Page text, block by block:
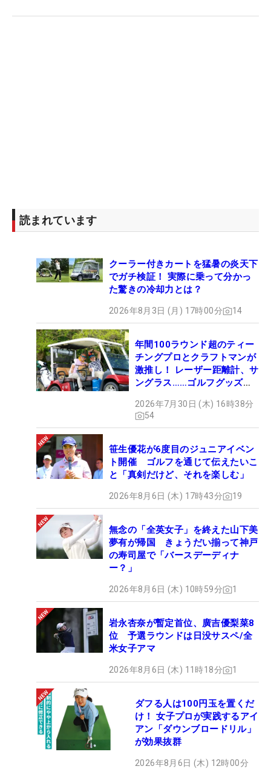
読まれています
クーラー付きカートを猛暑の炎天下
でガチ検証！ 実際に乗って分かっ
た驚きの冷却力とは？
2026年8月3日 (月) 17時00分 14
年間100ラウンド超のティー
チングプロとクラフトマンが
激推し！ レーザー距離計、サ
ングラス……ゴルフグッズマ
2026年7月30日 (木) 16時38分
54
笹生優花が6度目のジュニアイベン
ト開催 ゴルフを通じて伝えたいこ
と「真剣だけど、それを楽しむ」
2026年8月6日 (木) 17時43分 19
無念の「全英女子」を終えた山下美
夢有が帰国 きょうだい揃って神戸
の寿司屋で「バースデーディナ
ー？」
2026年8月6日 (木) 10時59分 1
岩永杏奈が暫定首位、廣吉優梨菜8
位 予選ラウンドは日没サスペ/全
米女子アマ
2026年8月6日 (木) 11時18分 1
ダフる人は100円玉を置くだ
け！ 女子プロが実践するアイ
アン「ダウンブロードリル」
が効果抜群
2026年8月6日 (木) 12時00分